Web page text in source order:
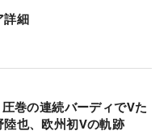
詳細
巻の連続バーディでVた
也、欧州初Vの軌跡